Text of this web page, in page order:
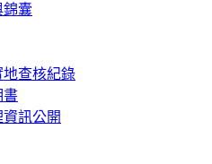
錦囊
查核紀錄
書
訊公開